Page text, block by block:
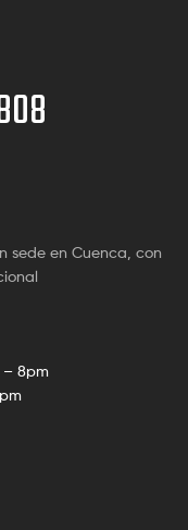
sede en Cuenca, con
8pm